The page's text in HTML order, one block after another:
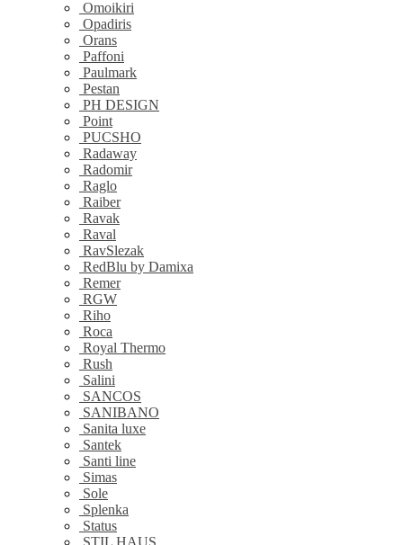
Omoikiri
Opadiris
Orans
Paffoni
Paulmark
Pestan
PH DESIGN
Point
PUCSHO
Radaway
Radomir
Raglo
Raiber
Ravak
Raval
RavSlezak
RedBlu by Damixa
Remer
RGW
Riho
Roca
Royal Thermo
Rush
Salini
SANCOS
SANIBANO
Sanita luxe
Santek
Santi line
Simas
Sole
Splenka
Status
STIL HAUS